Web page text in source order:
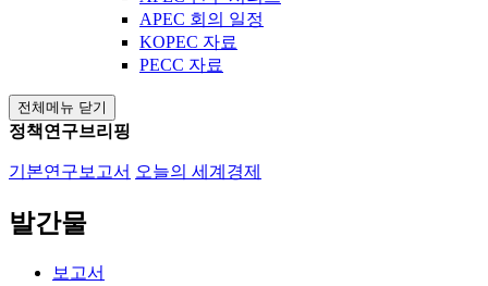
APEC 회의 일정
KOPEC 자료
PECC 자료
전체메뉴 닫기
정책연구브리핑
기본연구보고서 오늘의 세계경제
발간물
보고서